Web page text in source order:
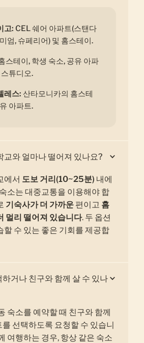
고: CEL 쉐어 아파트(스탠다
엄, 슈페리어) 및 홈스테이.
스테이, 학생 숙소, 공유 아파
튜디오.
레스: 산타모니카의 홈스테
아파트.
교와 얼마나 떨어져 있나요?
에서 도보 거리(10~25분) 내에
소는 대중교통을 이용해야 합
기숙사가 더 가까운 편이고 홈
멀리 떨어져 있습니다. 두 옵션
할 수 있는 좋은 기회를 제공합
거나 친구와 함께 살 수 있나
숙소를 예약할 때 친구와 함께
선택하도록 요청할 수 있습니
여행하는 경우, 항상 같은 숙소